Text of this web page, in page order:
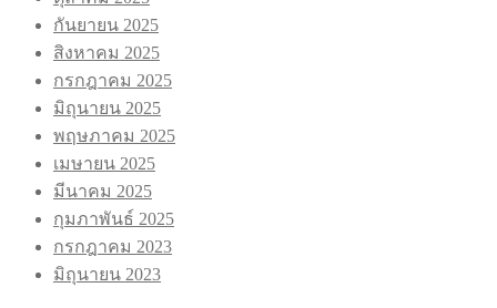
กันยายน 2025
สิงหาคม 2025
กรกฎาคม 2025
มิถุนายน 2025
พฤษภาคม 2025
เมษายน 2025
มีนาคม 2025
กุมภาพันธ์ 2025
กรกฎาคม 2023
มิถุนายน 2023